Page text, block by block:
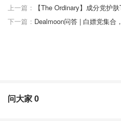
上一篇：
【The Ordinary】成分党护
下一篇： Dealmoon问答 | 白嫖党集合
问大家0